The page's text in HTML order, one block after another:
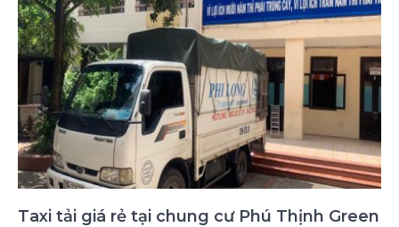
Taxi tải giá rẻ tại chung cư Phú Thịnh Green